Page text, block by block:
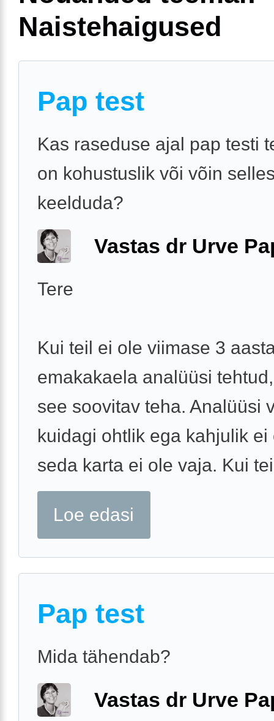
Naistehaigused
Pap test
Kas raseduse ajal pap testi
on kohustuslik või võin
keelduda?
Vastas dr Urve
Tere
Kui teil ei ole viimase 3
emakakaela analüüsi
see soovitav teha. Analüüsi
kuidagi ohtlik ega kahjulik ei
seda karta ei ole vaja. Kui
Loe edasi
Pap test
Mida tähendab?
Vastas dr Urve